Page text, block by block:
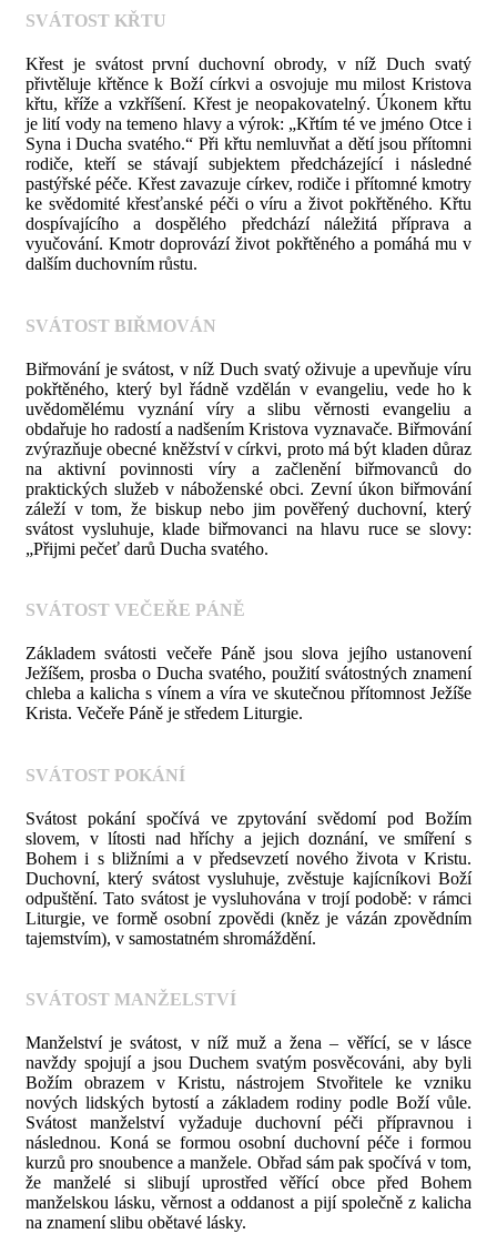
SVÁTOST KŘTU
Křest je svátost první duchovní obrody, v níž Duch svatý
přivtěluje křtěnce k Boží církvi a osvojuje mu milost Kristova
křtu, kříže a vzkříšení. Křest je neopakovatelný. Úkonem křtu
je lití vody na temeno hlavy a výrok: „Křtím té ve jméno Otce i
Syna i Ducha svatého.“ Při křtu nemluvňat a dětí jsou přítomni
rodiče, kteří se stávají subjektem předcházející i následné
pastýřské péče. Křest zavazuje církev, rodiče i přítomné kmotry
ke svědomité křesťanské péči o víru a život pokřtěného. Křtu
dospívajícího a dospělého předchází náležitá příprava a
vyučování. Kmotr doprovází život pokřtěného a pomáhá mu v
dalším duchovním růstu.
SVÁTOST BIŘMOVÁN
Biřmování je svátost, v níž Duch svatý oživuje a upevňuje víru
pokřtěného, který byl řádně vzdělán v evangeliu, vede ho k
uvědomělému vyznání víry a slibu věrnosti evangeliu a
obdařuje ho radostí a nadšením Kristova vyznavače. Biřmování
zvýrazňuje obecné kněžství v církvi, proto má být kladen důraz
na aktivní povinnosti víry a začlenění biřmovanců do
praktických služeb v náboženské obci. Zevní úkon biřmování
záleží v tom, že biskup nebo jim pověřený duchovní, který
svátost vysluhuje, klade biřmovanci na hlavu ruce se slovy:
„Přijmi pečeť darů Ducha svatého.
SVÁTOST VEČEŘE PÁNĚ
Základem svátosti večeře Páně jsou slova jejího ustanovení
Ježíšem, prosba o Ducha svatého, použití svátostných znamení
chleba a kalicha s vínem a víra ve skutečnou přítomnost Ježíše
Krista. Večeře Páně je středem Liturgie.
SVÁTOST POKÁNÍ
Svátost pokání spočívá ve zpytování svědomí pod Božím
slovem, v lítosti nad hříchy a jejich doznání, ve smíření s
Bohem i s bližními a v předsevzetí nového života v Kristu.
Duchovní, který svátost vysluhuje, zvěstuje kajícníkovi Boží
odpuštění. Tato svátost je vysluhována v trojí podobě: v rámci
Liturgie, ve formě osobní zpovědi (kněz je vázán zpovědním
tajemstvím), v samostatném shromáždění.
SVÁTOST MANŽELSTVÍ
Manželství je svátost, v níž muž a žena – věřící, se v lásce
navždy spojují a jsou Duchem svatým posvěcováni, aby byli
Božím obrazem v Kristu, nástrojem Stvořitele ke vzniku
nových lidských bytostí a základem rodiny podle Boží vůle.
Svátost manželství vyžaduje duchovní péči přípravnou i
následnou. Koná se formou osobní duchovní péče i formou
kurzů pro snoubence a manžele. Obřad sám pak spočívá v tom,
že manželé si slibují uprostřed věřící obce před Bohem
manželskou lásku, věrnost a oddanost a pijí společně z kalicha
na znamení slibu obětavé lásky.